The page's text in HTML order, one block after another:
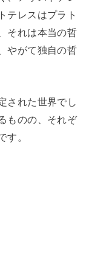
テレスはプラト
それは本当の哲
やがて独自の哲
された世界でし
ものの、それぞ
す。